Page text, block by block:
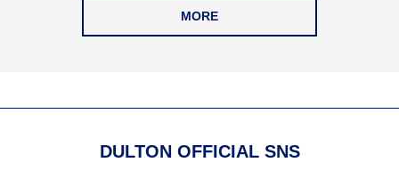
MORE
DULTON OFFICIAL SNS